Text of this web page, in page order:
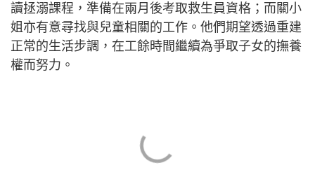
讀拯溺課程，準備在兩月後考取救生員資格；而關小
姐亦有意尋找與兒童相關的工作。他們期望透過重建
正常的生活步調，在工餘時間繼續為爭取子女的撫養
權而努力。